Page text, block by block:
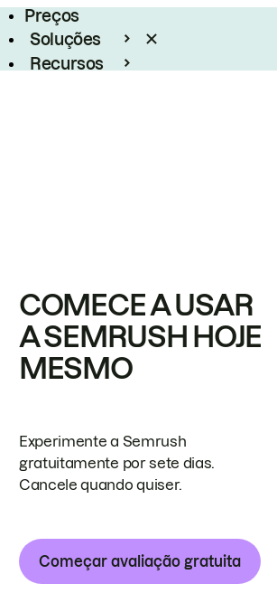
Preços
Soluções
Recursos
COMECE A USAR
A SEMRUSH HOJE
MESMO
Experimente a Semrush
gratuitamente por sete dias.
Cancele quando quiser.
Começar avaliação gratuita